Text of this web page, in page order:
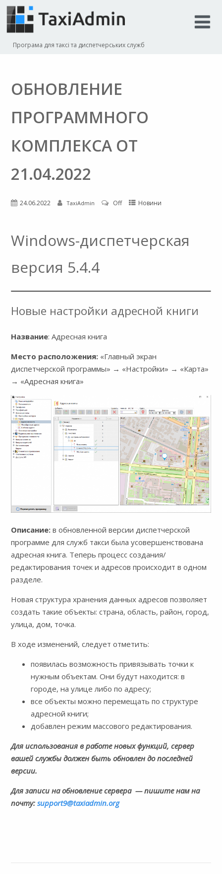
Програма для таксі та диспетчерських служб
ОБНОВЛЕНИЕ
ПРОГРАММНОГО
КОМПЛЕКСА ОТ
21.04.2022
24.06.2022 TaxiAdmin Off Новини
Windows-диспетчерская
версия 5.4.4
Новые настройки адресной книги
Название: Адресная книга
Место расположения: «Главный экран
диспетчерской программы» → «Настройки» → «Карта»
→ «Адресная книга»
Описание: в обновленной версии диспетчерской
программе для служб такси была усовершенствована
адресная книга. Теперь процесс создания/
редактирования точек и адресов происходит в одном
разделе.
Новая структура хранения данных адресов позволяет
создать такие объекты: страна, область, район, город,
улица, дом, точка.
В ходе изменений, следует отметить:
появилась возможность привязывать точки к
нужным объектам. Они будут находится: в
городе, на улице либо по адресу;
все объекты можно перемещать по структуре
адресной книги;
добавлен режим массового редактирования.
Для использования в работе новых функций, сервер
вашей службы должен быть обновлен до последней
версии.
Для записи на обновление сервера — пишите нам на
почту: support9@taxiadmin.org